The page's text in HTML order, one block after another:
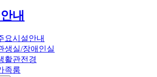
내
요시설안내
생실/장애인실
활관전경
족룸